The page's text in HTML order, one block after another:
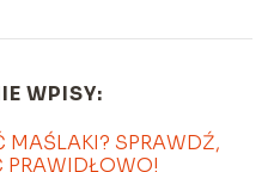
WPISY:
SPRAWDŹ,
PRAWIDŁOWO!